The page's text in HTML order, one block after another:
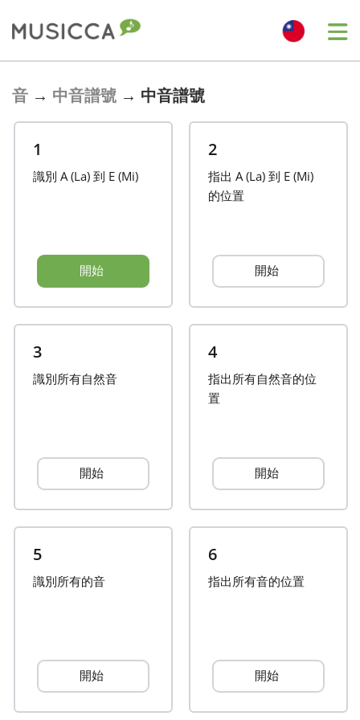
Dansk
English
हिन्दी
音 → 中音譜號 → 中音譜號
1
識別 A (La) 到 E (Mi)
開始
2
指出 A (La) 到 E (Mi)
的位置
開始
3
識別所有自然音
開始
4
指出所有自然音的位
置
開始
5
識別所有的音
開始
6
指出所有音的位置
開始